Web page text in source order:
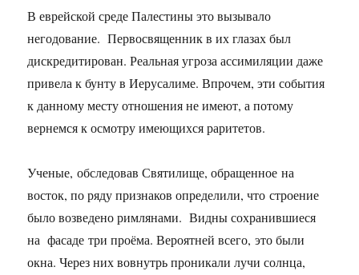
В еврейской среде Палестины это вызывало
негодование. Первосвященник в их глазах был
дискредитирован. Реальная угроза ассимиляции даже
привела к бунту в Иерусалиме. Впрочем, эти события
к данному месту отношения не имеют, а потому
вернемся к осмотру имеющихся раритетов.
Ученые, обследовав Святилище, обращенное на
восток, по ряду признаков определили, что строение
было возведено римлянами. Видны сохранившиеся
на фасаде три проёма. Вероятней всего, это были
окна. Через них вовнутрь проникали лучи солнца,